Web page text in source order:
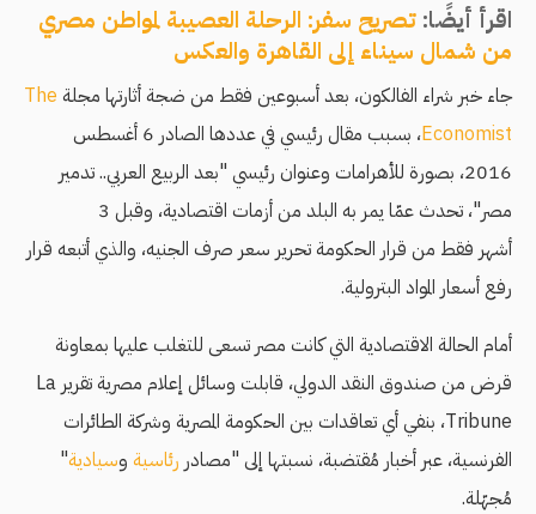
اقرأ أيضًا: تصريح سفر: الرحلة العصيبة لمواطن مصري
من شمال سيناء إلى القاهرة والعكس
جاء خبر شراء الفالكون، بعد أسبوعين فقط من ضجة أثارتها مجلة The
Economist
، بسبب مقال رئيسي في عددها الصادر 6 أغسطس
2016، بصورة للأهرامات وعنوان رئيسي "بعد الربيع العربي.. تدمير
مصر"، تحدث عمّا يمر به البلد من أزمات اقتصادية، وقبل 3
أشهر فقط من قرار الحكومة تحرير سعر صرف الجنيه، والذي أتبعه قرار
رفع أسعار المواد البترولية.
أمام الحالة الاقتصادية التي كانت مصر تسعى للتغلب عليها بمعاونة
قرض من صندوق النقد الدولي، قابلت وسائل إعلام مصرية تقرير La
Tribune، بنفي أي تعاقدات بين الحكومة المصرية وشركة الطائرات
الفرنسية، عبر أخبار مُقتضبة، نسبتها إلى "مصادر رئاسية وسيادية"
مُجهّلة.